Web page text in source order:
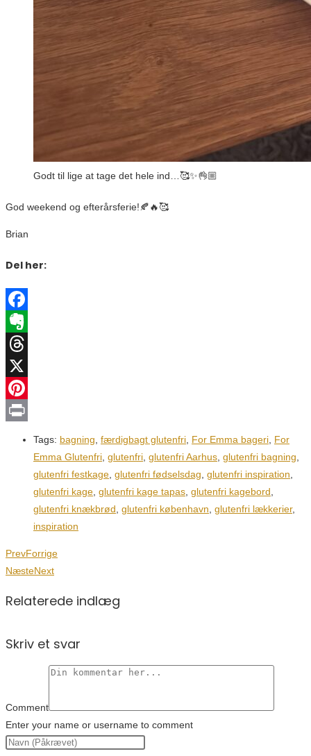
Godt til lige at tage det hele ind…🥰✨👌🏼
God weekend og efterårsferie!🍂🔥🥰
Brian
Del her:
Facebook
Evernote
Threads
X
Pinterest
Tags: bagning, færdigbagt glutenfri, For Emma bageri, For
Emma Glutenfri, glutenfri, glutenfri Aarhus, glutenfri bagning,
glutenfri festkage, glutenfri fødselsdag, glutenfri inspiration,
glutenfri kage, glutenfri kage tapas, glutenfri kagebord,
glutenfri knækbrød, glutenfri københavn, glutenfri lækkerier,
inspiration
PrevForrige
NæsteNext
Relaterede indlæg
Skriv et svar
Comment
Enter your name or username to comment